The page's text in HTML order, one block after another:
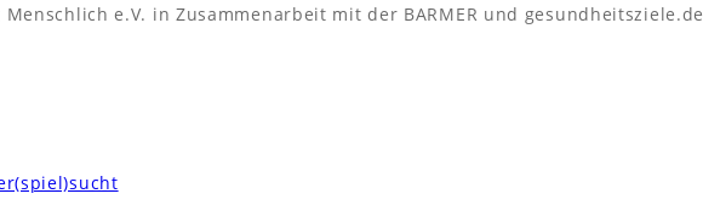
e.V. in Zusammenarbeit mit der BARMER und gesundheitsziele.de